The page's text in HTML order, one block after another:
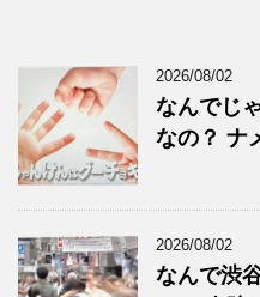
2026/08/02
なんでじ
なの？ ナ
2026/08/02
なんで渋